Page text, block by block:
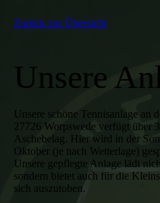
Zurück zur Übersicht
Unsere
Unsere schöne Tennisanlage an
27726 Worpswede verfügt über
Aschebelag. Hier wird in der
Oktober (je nach Wetterlage)
Unsere gepflegte Anlage lädt
sondern bietet auch für die
sich auszutoben.